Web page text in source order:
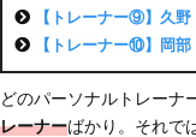
【トレーナー⑨】久野
【トレーナー⑩】岡部
どのパーソナルトレーナ
レーナーばかり。それで